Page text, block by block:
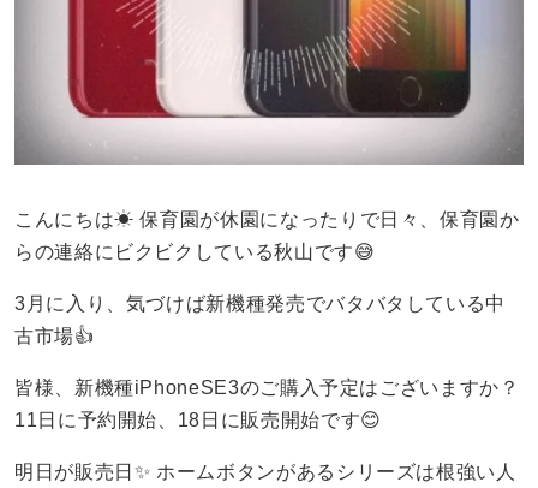
こんにちは☀ 保育園が休園になったりで日々、保育園か
らの連絡にビクビクしている秋山です😅
3月に入り、気づけば新機種発売でバタバタしている中
古市場👍
皆様、新機種iPhoneSE3のご購入予定はございますか？
11日に予約開始、18日に販売開始です😊
明日が販売日✨ ホームボタンがあるシリーズは根強い人